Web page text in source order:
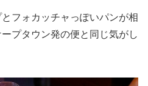
フォカッチャっぽいパンが相
プタウン発の便と同じ気がし